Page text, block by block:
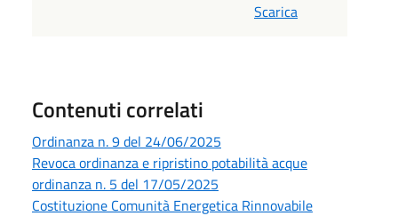
Scarica
Contenuti correlati
Ordinanza n. 9 del 24/06/2025
Revoca ordinanza e ripristino potabilità acque
ordinanza n. 5 del 17/05/2025
Costituzione Comunità Energetica Rinnovabile